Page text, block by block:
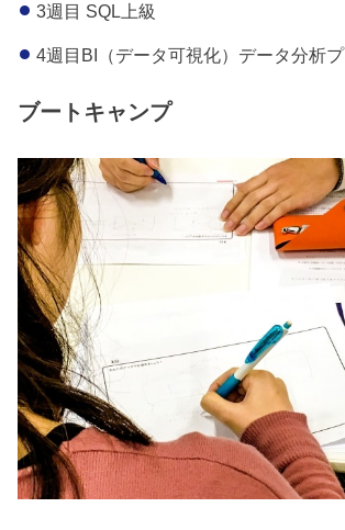
3週目 SQL上級
4週目BI（データ可視化）データ分析
ブートキャンプ